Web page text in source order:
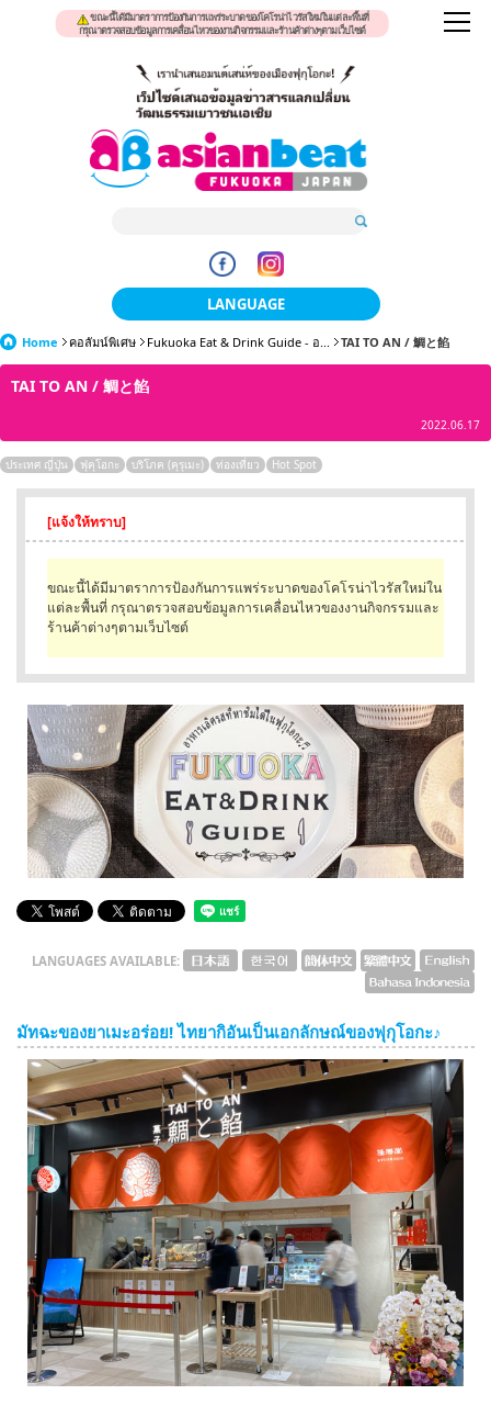
ขณะนี้ได้มีมาตราการป้องกันการแพร่ระบาดของโคโรน่าไวรัสใหม่ในแต่ละพื้นที่
กรุณาตรวจสอบข้อมูลการเคลื่อนไหวของงานกิจกรรมและร้านค้าต่างๆตามเว็บไซต์
LANGUAGE
日本語
繁體中文
tiéng Viêt
Bahasa Indonesia
Home คอลัมน์พิเศษ Fukuoka Eat & Drink Guide - อ... TAI TO AN / 鯛と餡
TAI TO AN / 鯛と餡
2022.06.17
ประเทศ ญี่ปุ่น ฟุคุโอกะ บริโภค (คุรุเมะ) ท่องเที่ยว Hot Spot
[แจ้งให้ทราบ]
ขณะนี้ได้มีมาตราการป้องกันการแพร่ระบาดของโคโรน่าไวรัสใหม่ใน
แต่ละพื้นที่ กรุณาตรวจสอบข้อมูลการเคลื่อนไหวของงานกิจกรรมและ
ร้านค้าต่างๆตามเว็บไซต์
LANGUAGES AVAILABLE:
มัทฉะของยาเมะอร่อย! ไทยากิอันเป็นเอกลักษณ์ของฟุกุโอกะ♪